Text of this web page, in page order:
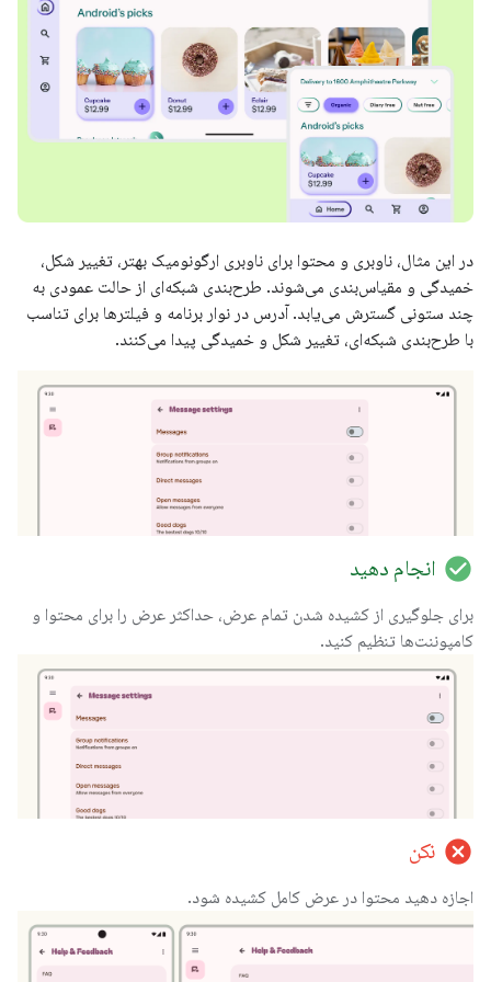
در این مثال، ناوبری و محتوا برای ناوبری ارگونومیک بهتر، تغییر شکل،
خمیدگی و مقیاس‌بندی می‌شوند. طرح‌بندی شبکه‌ای از حالت عمودی به
چند ستونی گسترش می‌یابد. آدرس در نوار برنامه و فیلترها برای تناسب
با طرح‌بندی شبکه‌ای، تغییر شکل و خمیدگی پیدا می‌کنند.
check_circle انجام دهید
برای جلوگیری از کشیده شدن تمام عرض، حداکثر عرض را برای محتوا و
کامپوننت‌ها تنظیم کنید.
cancel نکن
اجازه دهید محتوا در عرض کامل کشیده شود.